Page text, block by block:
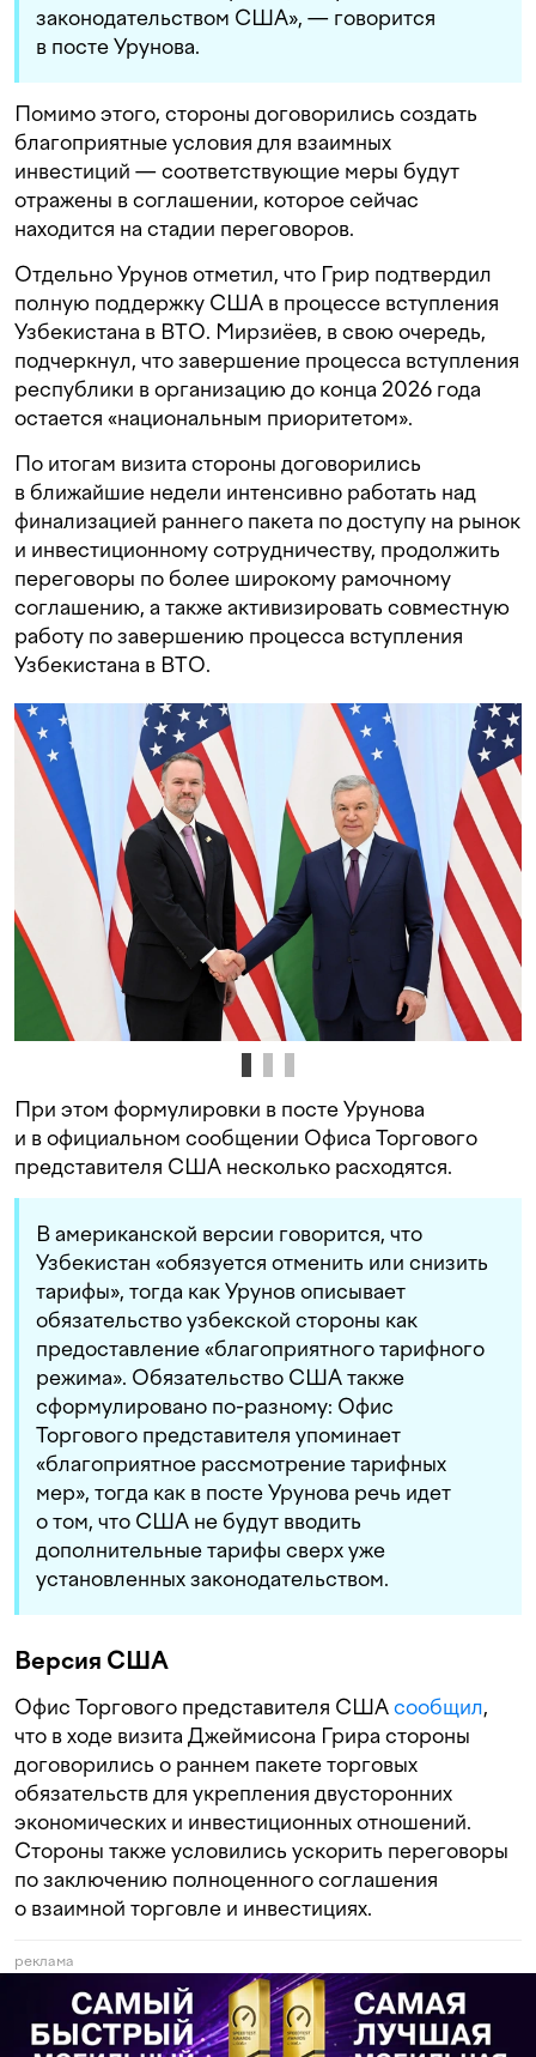
законодательством США», — говорится
в посте Урунова.
Помимо этого, стороны договорились создать
благоприятные условия для взаимных
инвестиций — соответствующие меры будут
отражены в соглашении, которое сейчас
находится на стадии переговоров.
Отдельно Урунов отметил, что Грир подтвердил
полную поддержку США в процессе вступления
Узбекистана в ВТО. Мирзиёев, в свою очередь,
подчеркнул, что завершение процесса вступления
республики в организацию до конца 2026 года
остается «национальным приоритетом».
По итогам визита стороны договорились
в ближайшие недели интенсивно работать над
финализацией раннего пакета по доступу на рынок
и инвестиционному сотрудничеству, продолжить
переговоры по более широкому рамочному
соглашению, а также активизировать совместную
работу по завершению процесса вступления
Узбекистана в ВТО.
При этом формулировки в посте Урунова
и в официальном сообщении Офиса Торгового
представителя США несколько расходятся.
В американской версии говорится, что
Узбекистан «обязуется отменить или снизить
тарифы», тогда как Урунов описывает
обязательство узбекской стороны как
предоставление «благоприятного тарифного
режима». Обязательство США также
сформулировано по-разному: Офис
Торгового представителя упоминает
«благоприятное рассмотрение тарифных
мер», тогда как в посте Урунова речь идет
о том, что США не будут вводить
дополнительные тарифы сверх уже
установленных законодательством.
Версия США
Офис Торгового представителя СШАсообщил,
что в ходе визита Джеймисона Грира стороны
договорились о раннем пакете торговых
обязательств для укрепления двусторонних
экономических и инвестиционных отношений.
Стороны также условились ускорить переговоры
по заключению полноценного соглашения
о взаимной торговле и инвестициях.
реклама